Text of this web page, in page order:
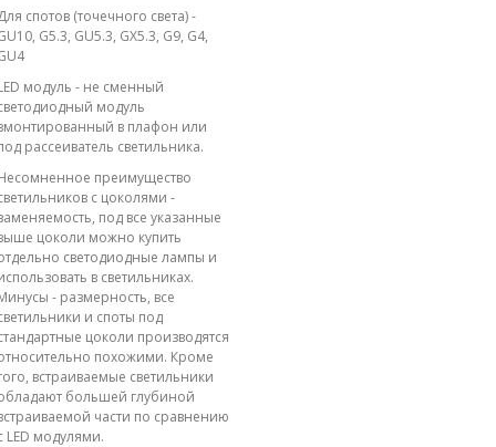
спотов (точечного света) -
G5.3, GU5.3, GX5.3, G9, G4,
модуль - не сменный
модуль
в плафон или
рассеиватель светильника.
преимущество
с цоколями -
под все указанные
цоколи можно купить
светодиодные лампы и
в светильниках.
- размерность, все
и споты под
цоколи производятся
похожими. Кроме
встраиваемые светильники
большей глубиной
части по сравнению
LED модулями.